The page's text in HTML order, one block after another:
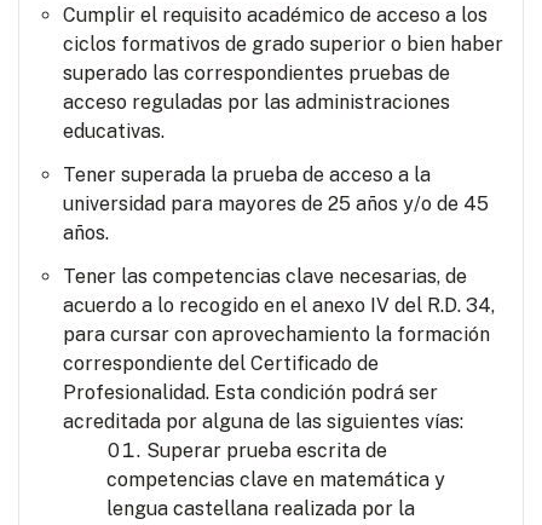
Cumplir el requisito académico de acceso a los
ciclos formativos de grado superior o bien haber
superado las correspondientes pruebas de
acceso reguladas por las administraciones
educativas.
Tener superada la prueba de acceso a la
universidad para mayores de 25 años y/o de 45
años.
Tener las competencias clave necesarias, de
acuerdo a lo recogido en el anexo IV del R.D. 34,
para cursar con aprovechamiento la formación
correspondiente del Certificado de
Profesionalidad. Esta condición podrá ser
acreditada por alguna de las siguientes vías:
Superar prueba escrita de
competencias clave en matemática y
lengua castellana realizada por la